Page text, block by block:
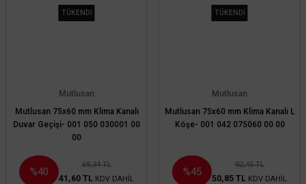
TÜKENDİ
Mutlusan
Mutlusan 75x60 mm Klima Kanalı
Duvar Geçişi- 001 050 030001 00
00
%40
69,34 TL
41,60 TL KDV DAHİL
TÜKENDİ
Mutlusan
Mutlusan 75x60 mm Klima Kanalı L
Köşe- 001 042 075060 00 00
%45
92,45 TL
50,85 TL KDV DAHİL